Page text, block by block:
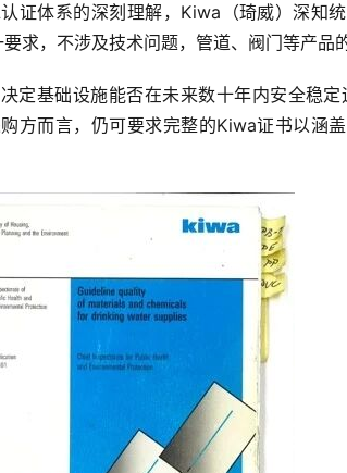
证体系的深刻理解，Kiwa（琦威）深知
，不涉及技术问题，管道、阀门等产品
定基础设施能否在未来数十年内安全稳
方而言，仍可要求完整的Kiwa证书以涵